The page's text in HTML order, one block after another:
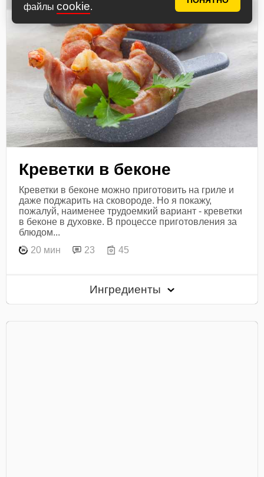
файлы cookie.
Креветки в беконе
Креветки в беконе можно приготовить на гриле и
даже поджарить на сковороде. Но я покажу,
пожалуй, наименее трудоемкий вариант - креветки
в беконе в духовке. В процессе приготовления за
блюдом...
20 мин
23 45
Ингредиенты